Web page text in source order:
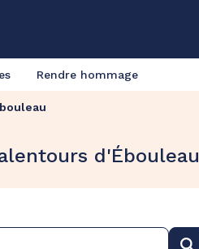
Rendre hommage
d'Ébouleau